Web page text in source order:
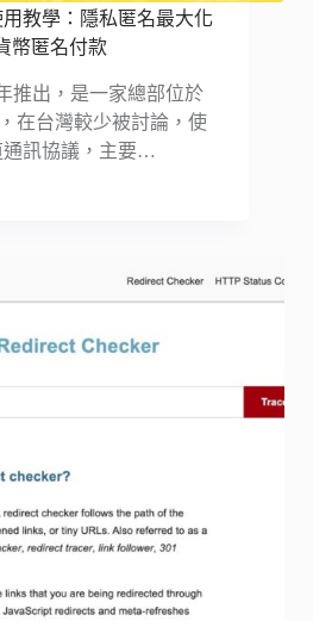
教學：隱私匿名最大化
幣匿名付款
推出，是一家總部位於
在台灣較少被討論，使
通訊協議，主要…